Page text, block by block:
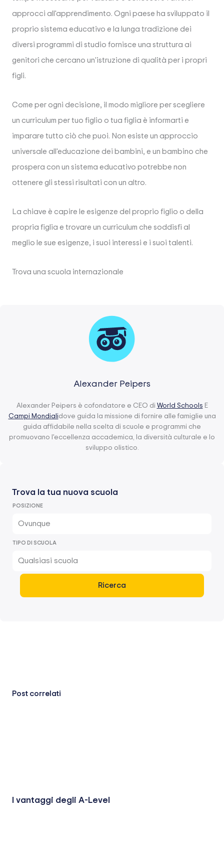
approcci all'apprendimento. Ogni paese ha sviluppato il
proprio sistema educativo e la lunga tradizione dei
diversi programmi di studio fornisce una struttura ai
genitori che cercano un'istruzione di qualità per i propri
figli.
Come per ogni decisione, il modo migliore per scegliere
un curriculum per tuo figlio o tua figlia è informarti e
imparare tutto ciò che puoi. Non esiste un approccio
universale all'educazione dei bambini, e un bambino che
prospera con un sistema educativo potrebbe non
ottenere gli stessi risultati con un altro.
La chiave è capire le esigenze del proprio figlio o della
propria figlia e trovare un curriculum che soddisfi al
meglio le sue esigenze, i suoi interessi e i suoi talenti.
Trova una scuola internazionale
Alexander Peipers
Alexander Peipers è cofondatore e CEO di World Schools E
Campi Mondialidove guida la missione di fornire alle famiglie una
guida affidabile nella scelta di scuole e programmi che
promuovano l'eccellenza accademica, la diversità culturale e lo
sviluppo olistico.
Trova la tua nuova scuola
POSIZIONE
Ovunque
TIPO DI SCUOLA
Qualsiasi scuola
Ricerca
Post correlati
I vantaggi degli A-Level